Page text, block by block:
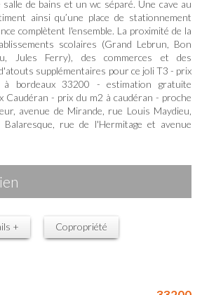
de bains et un wc séparé. Une cave au
ainsi qu’une place de stationnement
complètent l'ensemble. La proximité de la
scolaires (Grand Lebrun, Bon
Jules Ferry), des commerces et des
supplémentaires pour ce joli T3 - prix
bordeaux 33200 - estimation gratuite
Caudéran - prix du m2 à caudéran - proche
avenue de Mirande, rue Louis Maydieu,
rue de l'Hermitage et avenue
+ Copropriété